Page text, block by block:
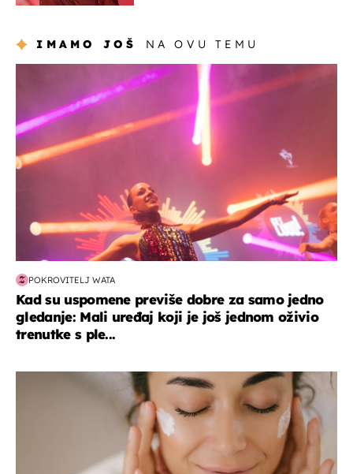
IMAMO JOŠ NA OVU TEMU
POKROVITELJ WATA
Kad su uspomene previše dobre za samo jedno
gledanje: Mali uređaj koji je još jednom oživio
trenutke s ple...
moda & ljepota